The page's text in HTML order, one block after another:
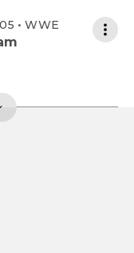
• WWE